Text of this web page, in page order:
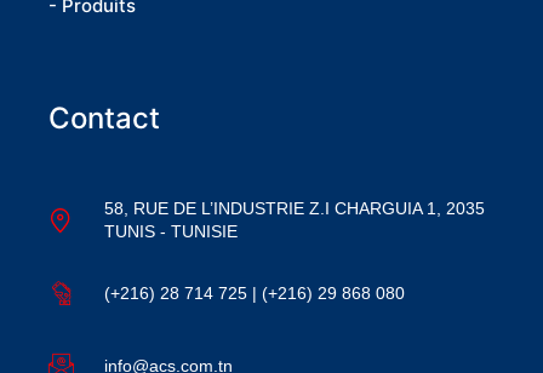
- Produits
Contact
58, RUE DE L’INDUSTRIE Z.I CHARGUIA 1, 2035
TUNIS - TUNISIE
(+216) 28 714 725 | (+216) 29 868 080
info@acs.com.tn